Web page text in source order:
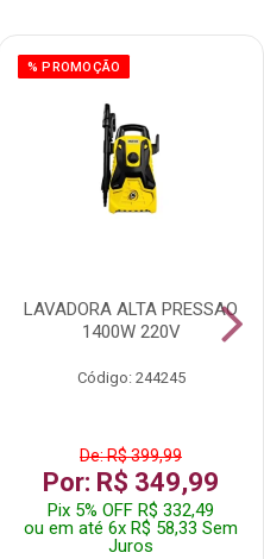
% PROMOÇÃO
LAVADORA ALTA PRESSAO
1400W 220V
Código: 244245
De: R$ 399,99
Por: R$ 349,99
Pix 5% OFF R$ 332,49
ou em até 6x R$ 58,33 Sem
Juros